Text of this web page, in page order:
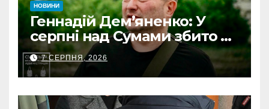
НОВИНИ
Геннадій Дем’яненко: У
серпні над Сумами збито 6
КАБів
7 СЕРПНЯ, 2026